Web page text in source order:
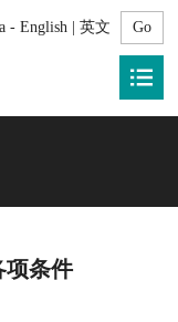
- English | 英文
项条件